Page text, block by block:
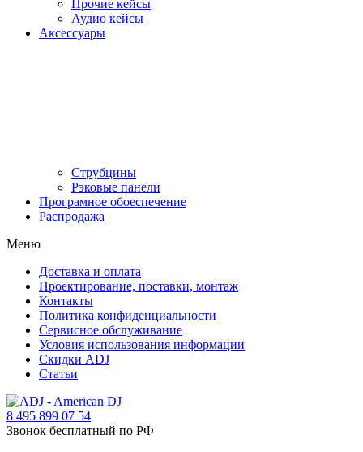
Прочие кейсы
Аудио кейсы
Аксессуары
Струбцины
Рэковые панели
Програмное обоеспечение
Распродажа
Меню
Доставка и оплата
Проектирование, поставки, монтаж
Контакты
Политика конфиденциальности
Сервисное обслуживание
Условия использования информации
Скидки ADJ
Статьи
8 495 899 07 54
Звонок бесплатный по РФ